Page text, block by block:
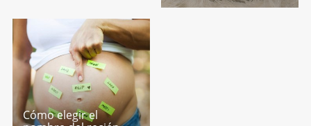
Cómo elegir el